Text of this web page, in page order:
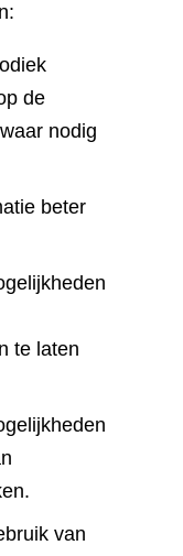
de
nodig
beter
te laten
van